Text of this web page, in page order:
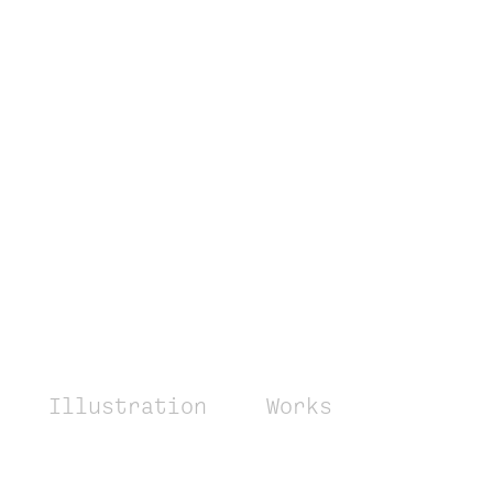
Illustration Works